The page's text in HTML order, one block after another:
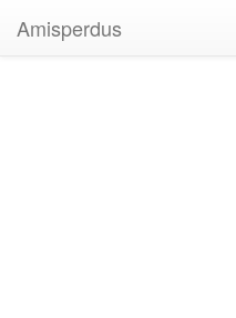
Amisperdus